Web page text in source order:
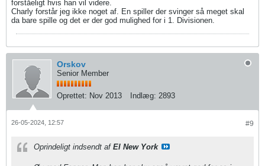
forståeligt hvis han vil videre.
Charly forstår jeg ikke noget af. En spiller der svinger så meget skal
da bare spille og det er der god mulighed for i 1. Divisionen.
Orskov
Senior Member
Oprettet: Nov 2013 Indlæg: 2893
#9
26-05-2024, 12:57
Oprindeligt indsendt af El New York